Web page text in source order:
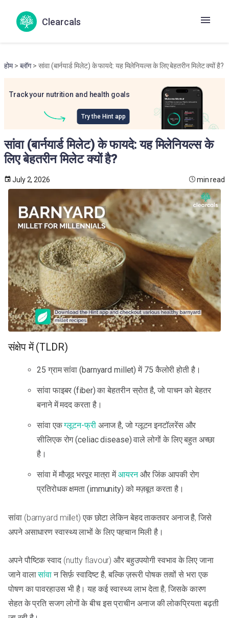
Clearcals
होम> ब्लॉग> सांवा (बार्नयार्ड मिलेट) के फायदे: यह मिलेनियल्स के लिए बेहतरीन मिलेट क्यों है?
Track your nutrition and health goals
Try the Hint app
सांवा (बार्नयार्ड मिलेट) के फायदे: यह मिलेनियल्स के
लिए बेहतरीन मिलेट क्यों है?
July 2, 2026 min read
संक्षेप में (TLDR)
25 ग्राम सांवा (barnyard millet) में 75 कैलोरी होती है।
सांवा फाइबर (fiber) का बेहतरीन स्रोत है, जो पाचन को बेहतर
बनाने में मदद करता है।
सांवा एकग्लूटन-फ्रीअनाज है, जो ग्लूटन इनटॉलरेंस और
सीलिएक रोग (celiac disease) वाले लोगों के लिए बहुत अच्छा
है।
सांवा में मौजूद भरपूर मात्रा मेंआयरनऔर जिंक आपकी रोग
प्रतिरोधक क्षमता (immunity) को मज़बूत करता है।
सांवा (barnyard millet) एक छोटा लेकिन बेहद ताकतवर अनाज है, जिसे
अपने असाधारण स्वास्थ्य लाभों के लिए पहचान मिली है।
अपने पौष्टिक स्वाद (nutty flavour) और बहुउपयोगी स्वभाव के लिए जाना
जाने वालासांवा न सिर्फ़ स्वादिष्ट है, बल्कि ज़रूरी पोषक तत्वों से भरा एक
पोषण का पावरहाउस भी है। यह कई स्वास्थ्य लाभ देता है, जिसके कारण
सेहत के प्रति सजग लोगों के बीच इस प्राचीन अनाज की लोकप्रियता बढ़ती